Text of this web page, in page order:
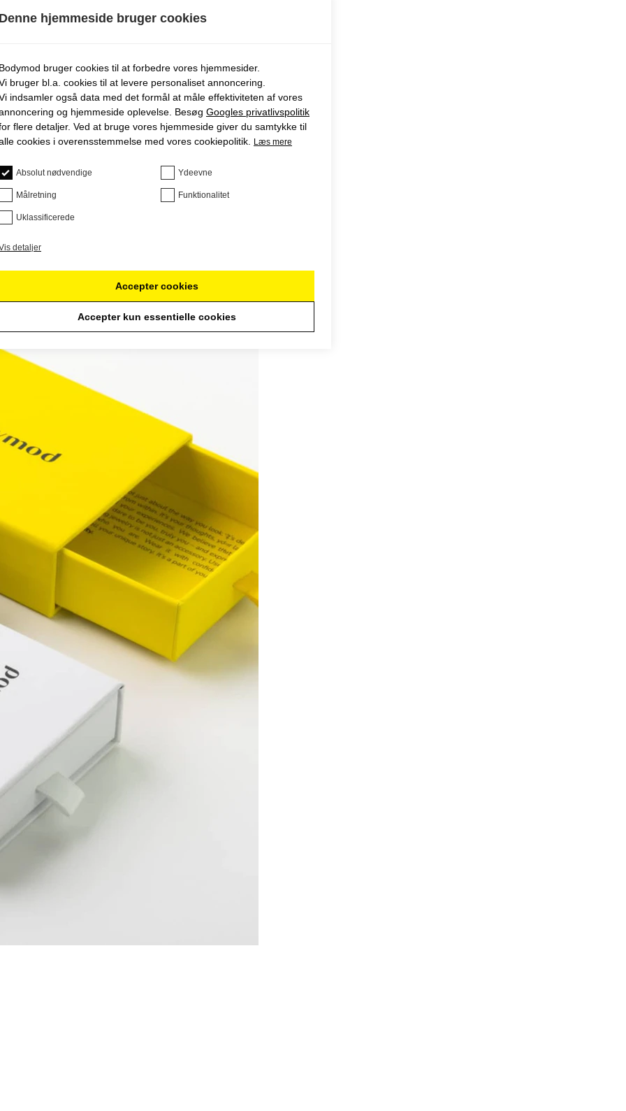
hjemmeside bruger cookies
bruger cookies til at forbedre vores hjemmesider.
bruger bl.a. cookies til at levere personaliset annoncering.
indsamler også data med det formål at måle effektiviteten af ​​vores
og hjemmeside oplevelse. Besøg Googles privatlivspolitik
flere detaljer. Ved at bruge vores hjemmeside giver du samtykke til
cookies i overensstemmelse med vores cookiepolitik.
Læs mere
Absolut nødvendige Ydeevne
Målretning Funktionalitet
Uklassificerede
detaljer
Accepter cookies
Accepter kun essentielle cookies